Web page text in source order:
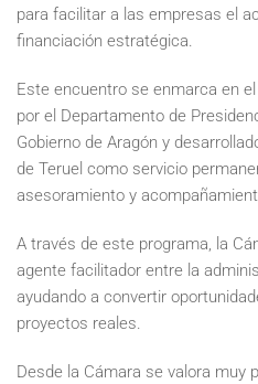
para facilitar a las empresas el
financiación estratégica.
Este encuentro se enmarca en
por el Departamento de
Gobierno de Aragón y
de Teruel como servicio
asesoramiento y
A través de este programa, la
agente facilitador entre la
ayudando a convertir
proyectos reales.
Desde la Cámara se valora muy